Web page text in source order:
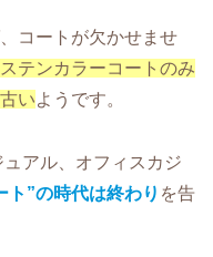
コートが欠かせませ
テンカラーコートのみ
いようです。
アル、オフィスカジ
ト”の時代は終わり を告